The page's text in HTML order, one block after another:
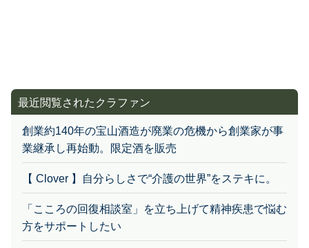
創業約140年の宝山酒造が廃業の危機から創業家が事
業継承し再始動。限定酒を販売
【 Clover 】自分らしさで“介護の世界”をステキに。
「こころの回復相談室」を立ち上げて精神疾患で悩む
方をサポートしたい
10年後も支持されるギャラリーへ。改修工事に力を